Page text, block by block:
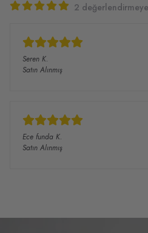
2
Seren K.
Satın Alınmış
Ece funda K.
Satın Alınmış